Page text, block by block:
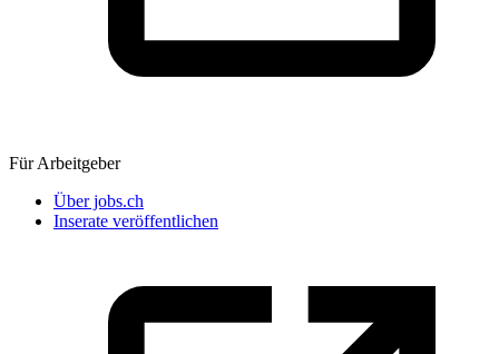
Für Arbeitgeber
Über jobs.ch
Inserate veröffentlichen